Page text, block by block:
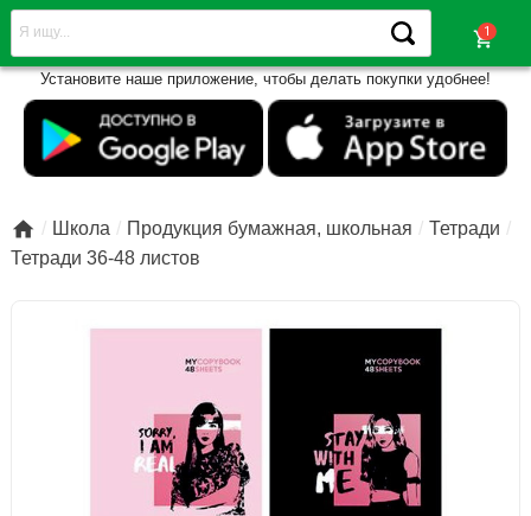
shopping_cart
Установите наше приложение, чтобы делать покупки удобнее!
 Школа Продукция бумажная, школьная
Тетради
Тетради 36-48 листов